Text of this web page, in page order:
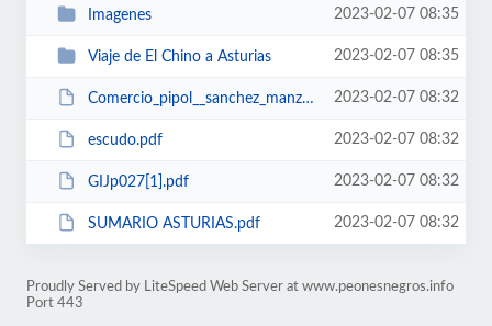
Imagenes 2023-02-07 08:35
Viaje de El Chino a Asturias 2023-02-07 08:35
Comercio_pipol__sanchez_manzano.pdf 2023-02-07 08:32
escudo.pdf 2023-02-07 08:32
GIJp027[1].pdf 2023-02-07 08:32
SUMARIO ASTURIAS.pdf 2023-02-07 08:32
Proudly Served by LiteSpeed Web Server at www.peonesnegros.info
Port 443